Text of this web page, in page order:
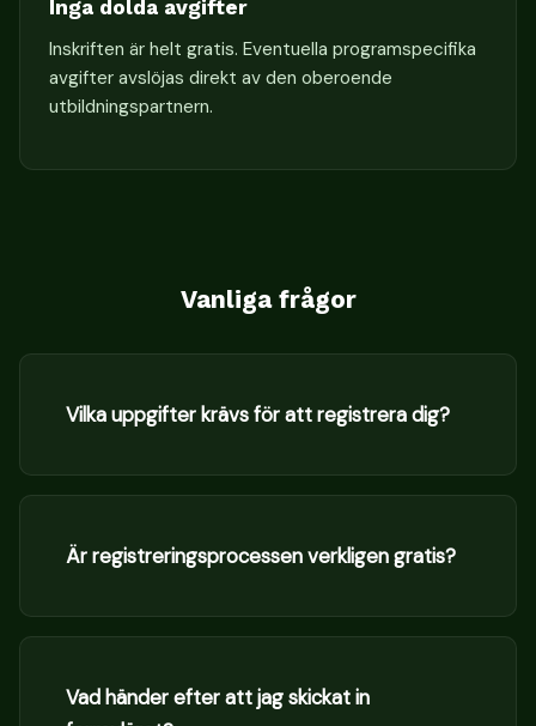
Inga dolda avgifter
Inskriften är helt gratis. Eventuella programspecifika
avgifter avslöjas direkt av den oberoende
utbildningspartnern.
Vanliga frågor
Vilka uppgifter krävs för att registrera dig?
Är registreringsprocessen verkligen gratis?
Vad händer efter att jag skickat in